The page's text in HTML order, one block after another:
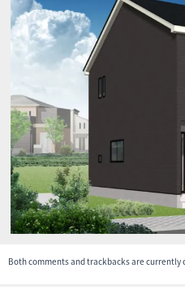
土地
売りたい サポ
お役立ち
情報
資
会社案内 特長
Both comments and trackbacks are currently